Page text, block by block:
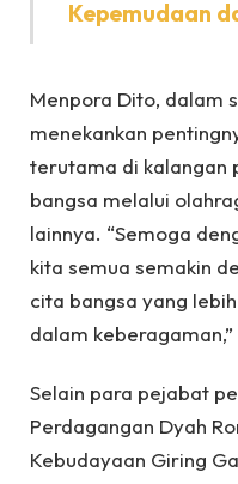
Kepemudaan
Menpora Dito, dalam
menekankan
terutama di kalangan
bangsa melalui
lainnya. “Semoga
kita semua semakin
cita bangsa yang
dalam
Selain para pejabat
Perdagangan Dyah
Kebudayaan Giring